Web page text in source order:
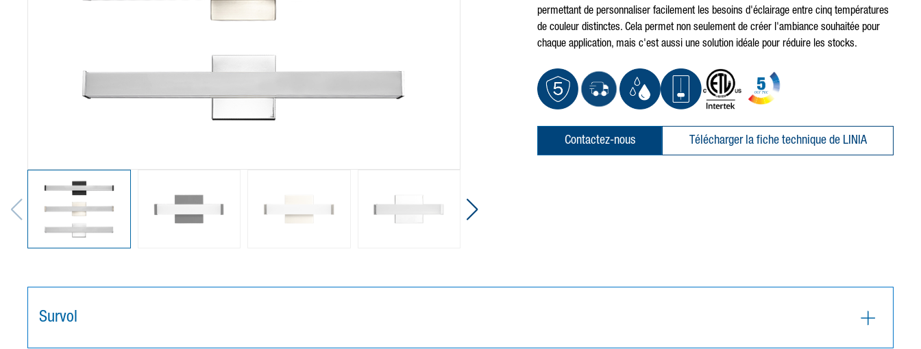
permettant de personnaliser facilement les besoins d'éclairage entre cinq températures
de couleur distinctes. Cela permet non seulement de créer l'ambiance souhaitée pour
chaque application, mais c'est aussi une solution idéale pour réduire les stocks.
Contactez-nous Télécharger la fiche technique de LINIA
Survol